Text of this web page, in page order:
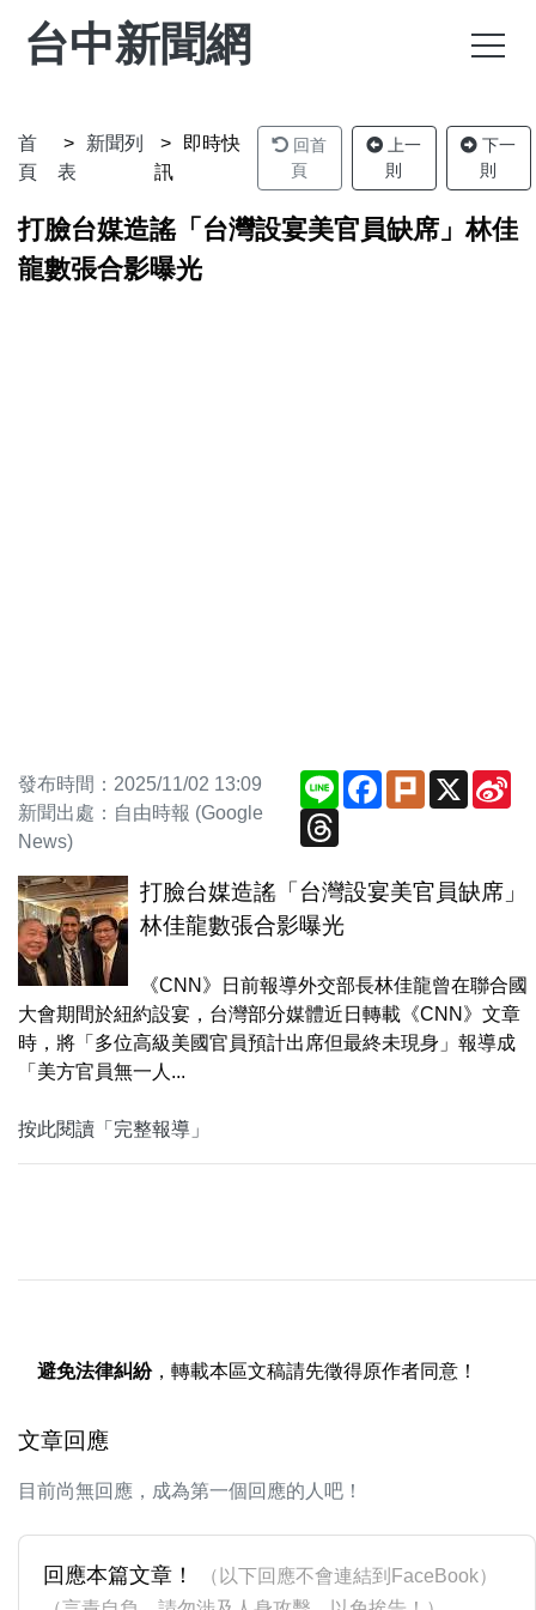
台中新聞網
首
頁
新聞列
表
即時快
訊
回首
頁
上一
則
下一
則
打臉台媒造謠「台灣設宴美官員缺席」林佳
龍數張合影曝光
發布時間：2025/11/02 13:09
新聞出處：自由時報 (Google
News)
Line Facebook
Plurk X
打臉台媒造謠「台灣設宴美官員缺席」
林佳龍數張合影曝光
《CNN》日前報導外交部長林佳龍曾在聯合國
大會期間於紐約設宴，台灣部分媒體近日轉載《CNN》文章
時，將「多位高級美國官員預計出席但最終未現身」報導成
「美方官員無一人...
按此閱讀「完整報導」
避免法律糾紛，轉載本區文稿請先徵得原作者同意！
文章回應
目前尚無回應，成為第一個回應的人吧！
回應本篇文章！
（以下回應不會連結到FaceBook）